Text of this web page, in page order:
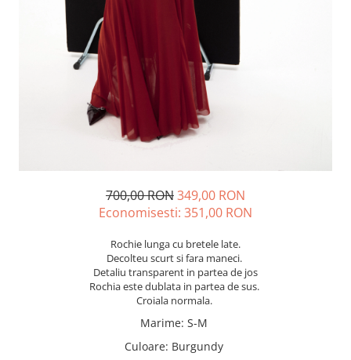
700,00 RON349,00 RON
Economisesti: 351,00 RON
Rochie lunga cu bretele late.
Decolteu scurt si fara maneci.
Detaliu transparent in partea de jos
Rochia este dublata in partea de sus.
Croiala normala.
Marime: S-M
Culoare: Burgundy